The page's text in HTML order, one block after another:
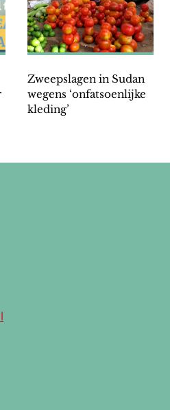
Zweepslagen in Sudan
wegens ‘onfatsoenlijke
kleding’